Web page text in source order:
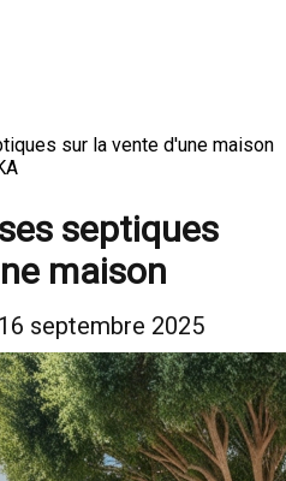
sur la vente d'une maison
septiques
maison
septembre 2025